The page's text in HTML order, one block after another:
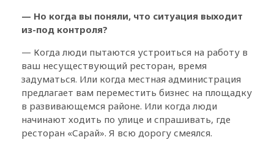
— Но когда вы поняли, что ситуация выходит
из-под контроля?
— Когда люди пытаются устроиться на работу в
ваш несуществующий ресторан, время
задуматься. Или когда местная администрация
предлагает вам переместить бизнес на площадку
в развивающемся районе. Или когда люди
начинают ходить по улице и спрашивать, где
ресторан «Сарай». Я всю дорогу смеялся.